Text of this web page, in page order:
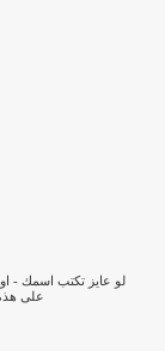
لو عايز تكتب اسمك
على